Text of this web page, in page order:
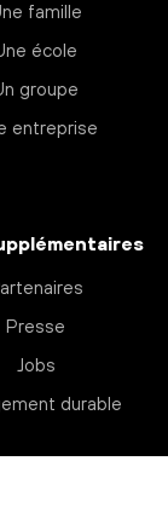
famille
école
groupe
entreprise
Presse
Jobs
durable